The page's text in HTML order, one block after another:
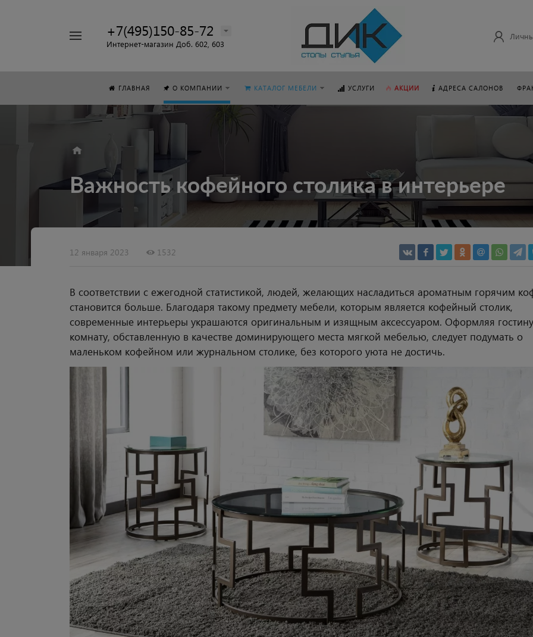
+7(495)150-85-72
Интернет-магазин Доб. 602, 603
ГЛАВНАЯ О КОМПАНИИ КАТАЛОГ МЕБЕЛИ УСЛУГИ АКЦИИ АДРЕСА САЛОНОВ
Важность кофейного столика в интерьере
12 января 2023 1532
В соответствии с ежегодной статистикой, людей, желающих насладиться ароматным горячим
становится больше. Благодаря такому предмету мебели, которым является кофейный столик,
современные интерьеры украшаются оригинальным и изящным аксессуаром. Оформляя
комнату, обставленную в качестве доминирующего места мягкой мебелью, следует подумать о
маленьком кофейном или журнальном столике, без которого уюта не достичь.